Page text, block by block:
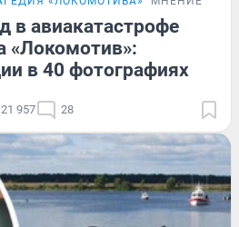
в авиакатастрофе
«Локомотив»:
в 40 фотографиях
21 957 28